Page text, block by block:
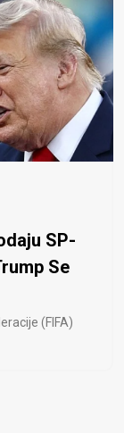
SP-
Se
(FIFA)